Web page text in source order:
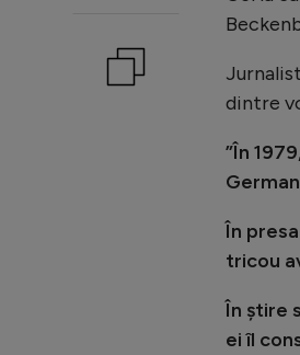
dintre
”În
În
tricou
În știre
ei îl